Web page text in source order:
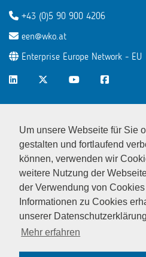
Um unsere Webseite für Sie
gestalten und fortlaufend
können, verwenden wir
weitere Nutzung der
der Verwendung von
Informationen zu Cookies
unserer
Mehr erfahren
+43 (0)5 90 900 4206
een@wko.at
Enterprise Europe Network - EU
LinkedInTwitterYoutube
© EEN Austria 2026